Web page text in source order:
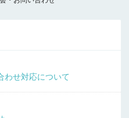
わせ対応について